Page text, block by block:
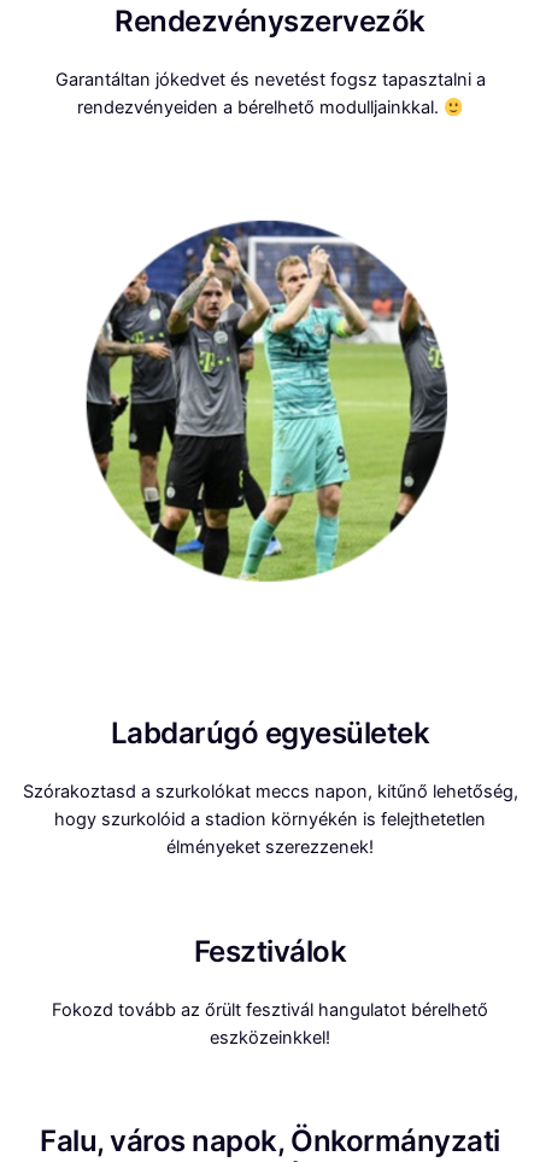
Rendezvényszervezők
Garantáltan jókedvet és nevetést fogsz tapasztalni a
rendezvényeiden a bérelhető modulljainkkal.
Labdarúgó egyesületek
Szórakoztasd a szurkolókat meccs napon, kitűnő lehetőség,
hogy szurkolóid a stadion környékén is felejthetetlen
élményeket szerezzenek!
Fesztiválok
Fokozd tovább az őrült fesztivál hangulatot bérelhető
eszközeinkkel!
Falu, város napok, Önkormányzati